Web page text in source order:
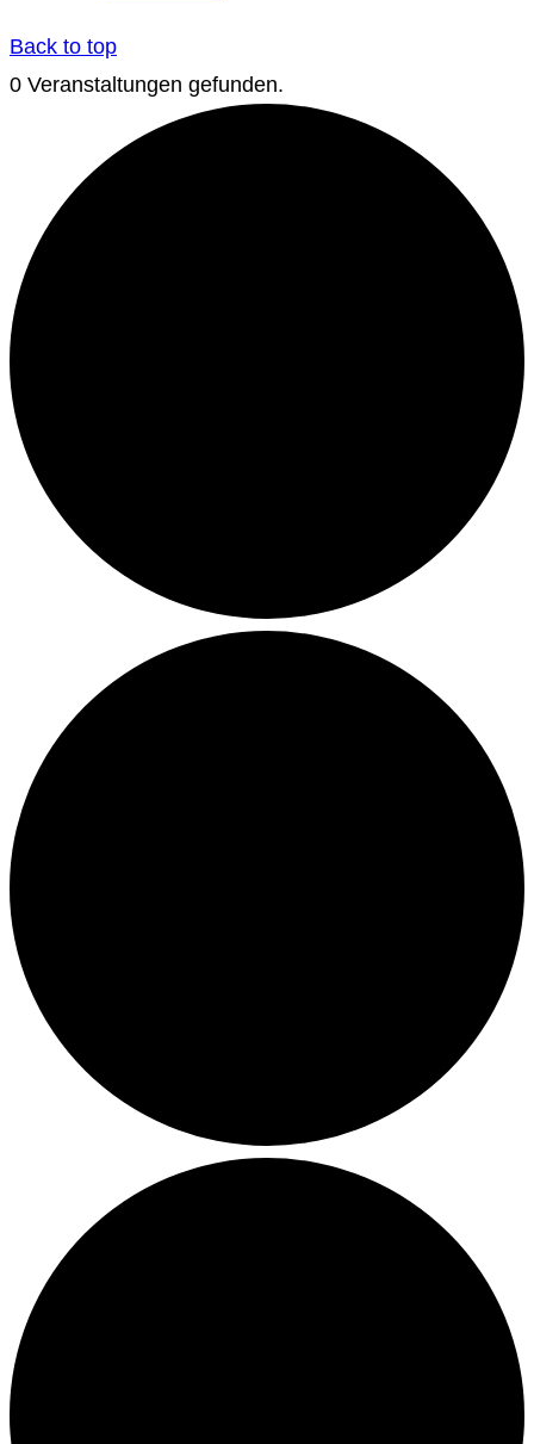
Back to top
0 Veranstaltungen gefunden.